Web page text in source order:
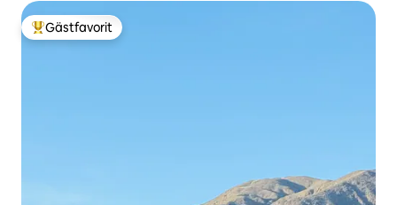
Populär gästfavorit
Gästfavorit